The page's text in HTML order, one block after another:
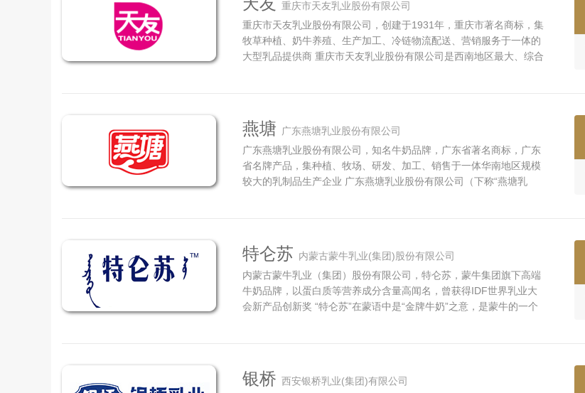
重庆市天友乳业股份有限公司
重庆市天友乳业股份有限公司，创建于1931年，重庆市著名商标，集
牧草种植、奶牛养殖、生产加工、冷链物流配送、营销服务于一体的
大型乳品提供商 重庆市天友乳业股份有限公司是西南地区最大、综合
燕塘 广东燕塘乳业股份有限公司
广东燕塘乳业股份有限公司，知名牛奶品牌，广东省著名商标，广东
省名牌产品，集种植、牧场、研发、加工、销售于一体华南地区规模
较大的乳制品生产企业 广东燕塘乳业股份有限公司（下称“燕塘乳
特仑苏 内蒙古蒙牛乳业(集团)股份有限公司
内蒙古蒙牛乳业（集团）股份有限公司，特仑苏，蒙牛集团旗下高端
牛奶品牌，以蛋白质等营养成分含量高闻名，曾获得IDF世界乳业大
会新产品创新奖 “特仑苏”在蒙语中是“金牌牛奶”之意，是蒙牛的一个
银桥 西安银桥乳业(集团)有限公司